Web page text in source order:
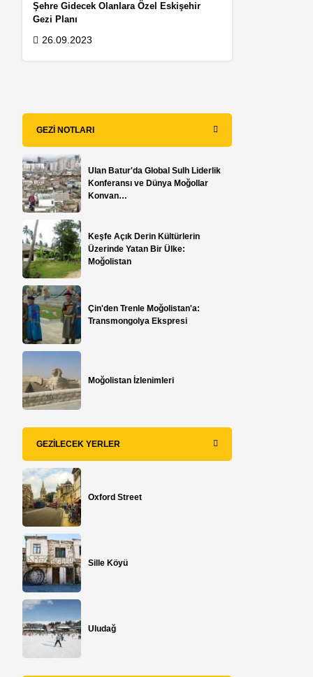
Şehre Gidecek Olanlara Özel Eskişehir
Gezi Planı
26.09.2023
GEZI NOTLARI
Ulan Batur'da Global Sulh Liderlik
Konferansı ve Dünya Moğollar
Konvan…
Keşfe Açık Derin Kültürlerin
Üzerinde Yatan Bir Ülke:
Moğolistan
Çin'den Trenle Moğolistan'a:
Transmongolya Ekspresi
Moğolistan İzlenimleri
GEZILECEK YERLER
Oxford Street
Sille Köyü
Uludağ